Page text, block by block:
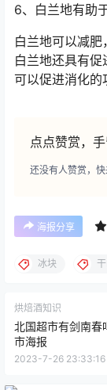
6、白兰地有助
白兰地可以减肥
白兰地还具有
可以促进消化的
点点赞赏，
还没有人赞赏，快
海报分享
冰块
烘焙酒知识
北国超市有剑南春
市海报
2023-7-26 23:33:16